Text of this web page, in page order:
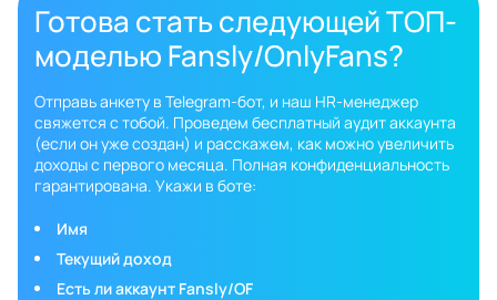
Готова стать следующей ТОП-
моделью Fansly/OnlyFans?
Отправь анкету в Telegram-бот, и наш HR-менеджер
свяжется с тобой. Проведем бесплатный аудит аккаунта
(если он уже создан) и расскажем, как можно увеличить
доходы с первого месяца. Полная конфиденциальность
гарантирована. Укажи в боте:
Имя
Текущий доход
Есть ли аккаунт Fansly/OF